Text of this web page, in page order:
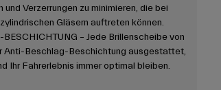
Verzerrungen zu minimieren, die bei
Gläsern auftreten können.
– Jede Brillenscheibe von
Anti-Beschlag-Beschichtung ausgestattet,
Ihr Fahrerlebnis immer optimal bleiben.